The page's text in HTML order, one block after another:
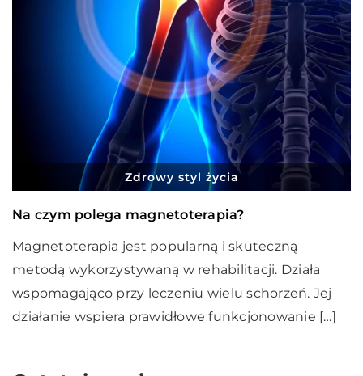
Zdrowy styl życia
Na czym polega magnetoterapia?
Magnetoterapia jest popularną i skuteczną
metodą wykorzystywaną w rehabilitacji. Działa
wspomagająco przy leczeniu wielu schorzeń. Jej
działanie wspiera prawidłowe funkcjonowanie […]